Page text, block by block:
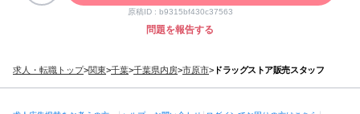
原稿ID : b9315bf430c37563
問題を報告する
求人・転職トップ>関東>千葉>千葉県内房>市原市> ドラッグストア販売スタッフ